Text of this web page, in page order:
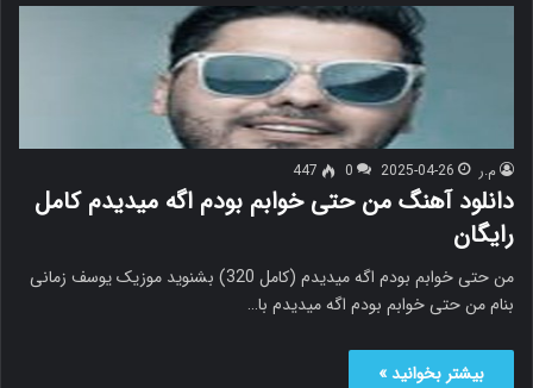
م.ر 2025-04-26
0
447
دانلود آهنگ من حتی خوابم بودم اگه میدیدم کامل
رایگان
من حتی خوابم بودم اگه میدیدم (کامل 320) بشنوید موزیک یوسف زمانی
بنام من حتی خوابم بودم اگه میدیدم با…
بیشتر بخوانید »